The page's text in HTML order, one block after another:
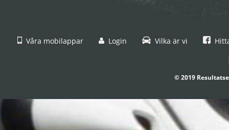
Våra mobilappar Login Vilka är vi
© 2019